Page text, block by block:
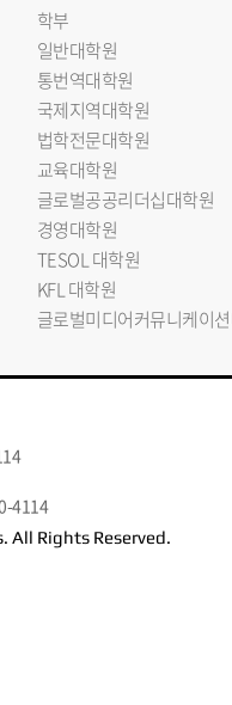
학부
일반대학원
통번역대학원
국제지역대학원
법학전문대학원
교육대학원
글로벌공공리더십대학원
경영대학원
TESOL 대학원
KFL 대학원
글로벌미디어커뮤니케이
4114
Rights Reserved.